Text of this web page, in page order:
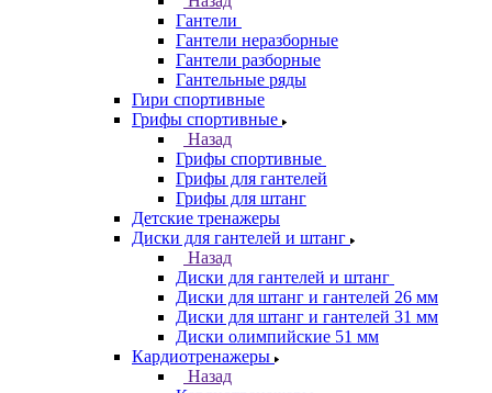
Гантели
Гантели неразборные
Гантели разборные
Гантельные ряды
Гири спортивные
Грифы спортивные
Назад
Грифы спортивные
Грифы для гантелей
Грифы для штанг
Детские тренажеры
Диски для гантелей и штанг
Назад
Диски для гантелей и штанг
Диски для штанг и гантелей 26 мм
Диски для штанг и гантелей 31 мм
Диски олимпийские 51 мм
Кардиотренажеры
Назад